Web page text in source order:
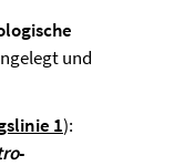
und
1):
-